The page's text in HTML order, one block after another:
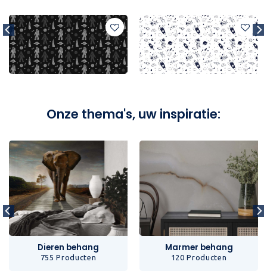
Onze thema's, uw inspiratie:
Dieren behang
755 Producten
Marmer behang
120 Producten